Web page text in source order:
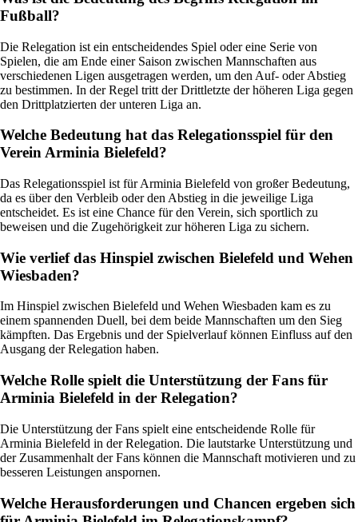
Fußball?
Die Relegation ist ein entscheidendes Spiel oder eine Serie von
Spielen, die am Ende einer Saison zwischen Mannschaften aus
verschiedenen Ligen ausgetragen werden, um den Auf- oder Abstieg
zu bestimmen. In der Regel tritt der Drittletzte der höheren Liga gegen
den Drittplatzierten der unteren Liga an.
Welche Bedeutung hat das Relegationsspiel für den
Verein Arminia Bielefeld?
Das Relegationsspiel ist für Arminia Bielefeld von großer Bedeutung,
da es über den Verbleib oder den Abstieg in die jeweilige Liga
entscheidet. Es ist eine Chance für den Verein, sich sportlich zu
beweisen und die Zugehörigkeit zur höheren Liga zu sichern.
Wie verlief das Hinspiel zwischen Bielefeld und Wehen
Wiesbaden?
Im Hinspiel zwischen Bielefeld und Wehen Wiesbaden kam es zu
einem spannenden Duell, bei dem beide Mannschaften um den Sieg
kämpften. Das Ergebnis und der Spielverlauf können Einfluss auf den
Ausgang der Relegation haben.
Welche Rolle spielt die Unterstützung der Fans für
Arminia Bielefeld in der Relegation?
Die Unterstützung der Fans spielt eine entscheidende Rolle für
Arminia Bielefeld in der Relegation. Die lautstarke Unterstützung und
der Zusammenhalt der Fans können die Mannschaft motivieren und zu
besseren Leistungen anspornen.
Welche Herausforderungen und Chancen ergeben sich